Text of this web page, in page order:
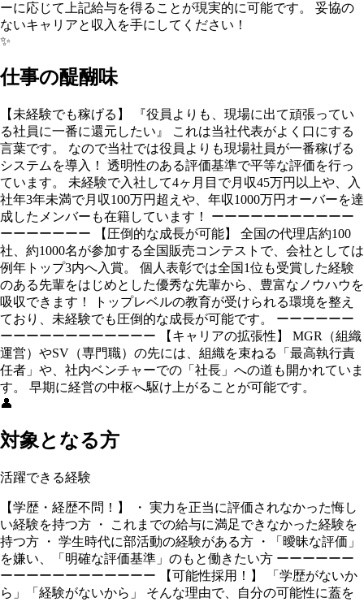
ーに応じて上記給与を得ることが現実的に可能です。 妥協の
ないキャリアと収入を手にしてください！
✨
仕事の醍醐味
【未経験でも稼げる】 『役員よりも、現場に出て頑張ってい
る社員に一番に還元したい』 これは当社代表がよく口にする
言葉です。 なので当社では役員よりも現場社員が一番稼げる
システムを導入！ 透明性のある評価基準で平等な評価を行っ
ています。 未経験で入社して4ヶ月目で月収45万円以上や、入
社年3年未満で月収100万円超えや、年収1000万円オーバーを達
成したメンバーも在籍しています！ ーーーーーーーーーーー
ーーーーーーー 【圧倒的な成長が可能】 全国の代理店約100
社、約1000名が参加する全国販売コンテストで、会社としては
例年トップ3内へ入賞。 個人表彰では全国1位も受賞した経験
のある先輩をはじめとした優秀な先輩から、豊富なノウハウを
吸収できます！ トップレベルの教育が受けられる環境を整え
ており、未経験でも圧倒的な成長が可能です。 ーーーーーー
ーーーーーーーーーーーー 【キャリアの拡張性】 MGR（組織
運営）やSV（専門職）の先には、組織を束ねる「最高執行責
任者」や、社内ベンチャーでの「社長」への道も開かれていま
す。 早期に経営の中枢へ駆け上がることが可能です。
👤
対象となる方
活躍できる経験
【学歴・経歴不問！】 ・ 実力を正当に評価されなかった悔し
い経験を持つ方 ・ これまでの給与に満足できなかった経験を
持つ方 ・ 学生時代に部活動の経験がある方 ・「曖昧な評価」
を嫌い、「明確な評価基準」のもと働きたい方 ーーーーーー
ーーーーーーーーーーーー 【可能性採用！】 「学歴がないか
ら」「経験がないから」 そんな理由で、自分の可能性に蓋を